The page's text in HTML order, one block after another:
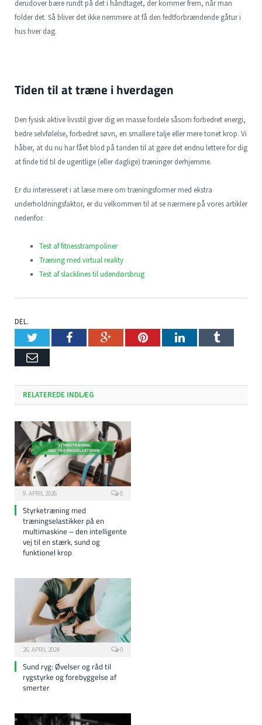
derudover bære rundt på det i håndtaget, der kommer frem, når man
folder det. Så bliver det ikke nemmere at få den fedtforbrændende gåtur i
hus hver dag.
Tiden til at træne i hverdagen
Den fysisk aktive livsstil giver dig en masse fordele såsom forbedret energi,
bedre selvfølelse, forbedret søvn, en smallere talje eller mere tonet krop. Vi
håber, at du nu har fået blod på tanden til at gøre det endnu lettere for dig
at finde tid til de ugentlige (eller daglige) træninger derhjemme.
Er du interesseret i at læse mere om træningsformer med ekstra
underholdningsfaktor, er du velkommen til at se nærmere på vores artikler
nedenfor.
Test af fitnesstrampoliner
Træning med virtual reality
Test af slacklines til udendørsbrug
DEL.
TwitterFacebookGoogle+PinterestLinkedInTumblr
Email
RELATEREDE INDLÆG
9. APRIL 2026 0
Styrketræning med
træningselastikker på en
multimaskine – den intelligente
vej til en stærk, sund og
funktionel krop
26. APRIL 2024 0
Sund ryg: Øvelser og råd til
rygstyrke og forebyggelse af
smerter